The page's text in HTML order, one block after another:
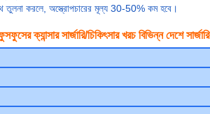
তুলনা করলে, অস্ত্রোপচারের মূল্য 30-50% কম হবে।
ক্যান্সার সার্জারি/চিকিৎসার খরচ বিভিন্ন দেশে